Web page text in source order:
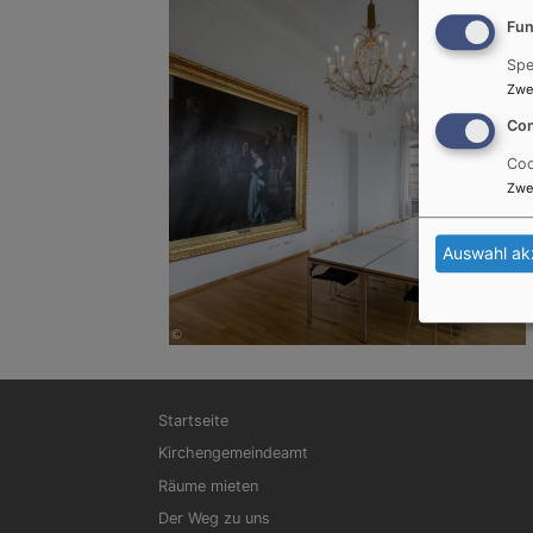
Hauptnavigation
Startseite
Kirchengemeindeamt
Räume mieten
Der Weg zu uns
Auswahl